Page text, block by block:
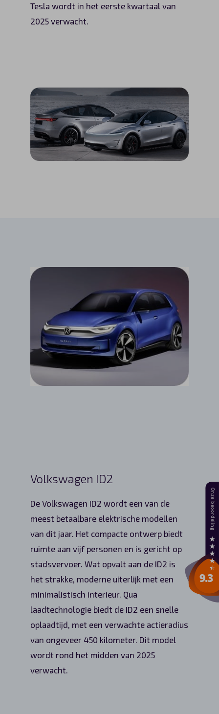
Tesla wordt in het eerste kwartaal van
2025 verwacht.
Volkswagen ID2
De Volkswagen ID2 wordt een van de
meest betaalbare elektrische modellen
van dit jaar. Het compacte ontwerp biedt
ruimte aan vijf personen en is gericht op
stadsvervoer. Wat opvalt aan de ID2 is
het strakke, moderne uiterlijk met een
minimalistisch interieur. Qua
laadtechnologie biedt de ID2 een snelle
oplaadtijd, met een verwachte actieradius
van ongeveer 450 kilometer. Dit model
wordt rond het midden van 2025
verwacht.